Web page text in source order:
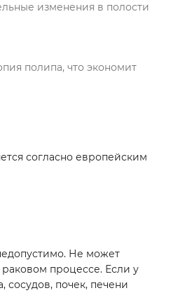
изменения в полости
полипа, что экономит
согласно европейским
Не может
процессе. Если у
сосудов, почек, печени